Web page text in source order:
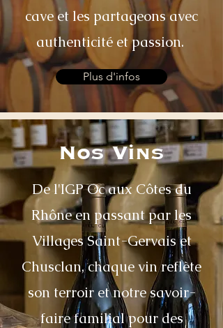
cave et les partageons avec
authenticité et passion.
Plus d'infos
Nos Vins
De l'IGP Oc aux Côtes du
Rhône en passant par les
Villages Saint-Gervais et
Chusclan, chaque vin reflète
son terroir et notre savoir-
faire familial pour des